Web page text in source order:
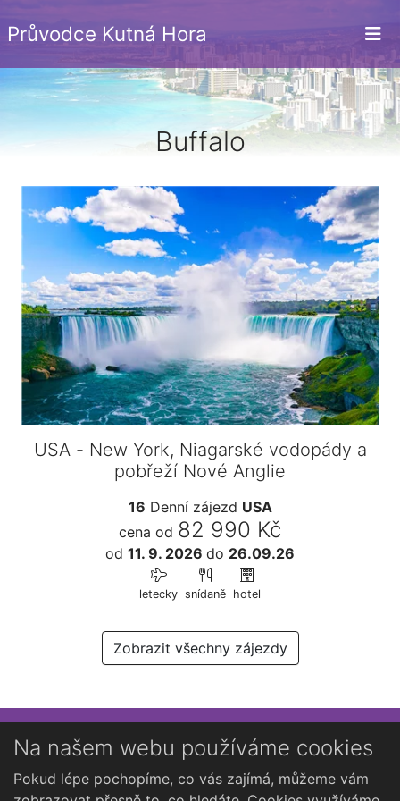
Průvodce Kutná Hora
Buffalo
USA - New York, Niagarské vodopády a
pobřeží Nové Anglie
16 Denní zájezd USA
cena od 82 990 Kč
od 11. 9. 2026 do 26.09.26
letecky snídaně hotel
Zobrazit všechny zájezdy
Přihlaste se k newsletteru
Chcete dostávat občasné novinky o Kutné Hoře?
Na našem webu používáme cookies
Pokud lépe pochopíme, co vás zajímá, můžeme vám